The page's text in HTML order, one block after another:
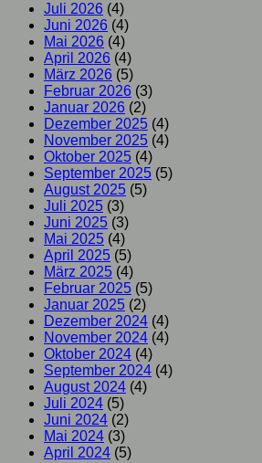
Juli 2026 (4)
Juni 2026 (4)
Mai 2026 (4)
April 2026 (4)
März 2026 (5)
Februar 2026 (3)
Januar 2026 (2)
Dezember 2025 (4)
November 2025 (4)
Oktober 2025 (4)
September 2025 (5)
August 2025 (5)
Juli 2025 (3)
Juni 2025 (3)
Mai 2025 (4)
April 2025 (5)
März 2025 (4)
Februar 2025 (5)
Januar 2025 (2)
Dezember 2024 (4)
November 2024 (4)
Oktober 2024 (4)
September 2024 (4)
August 2024 (4)
Juli 2024 (5)
Juni 2024 (2)
Mai 2024 (3)
April 2024 (5)